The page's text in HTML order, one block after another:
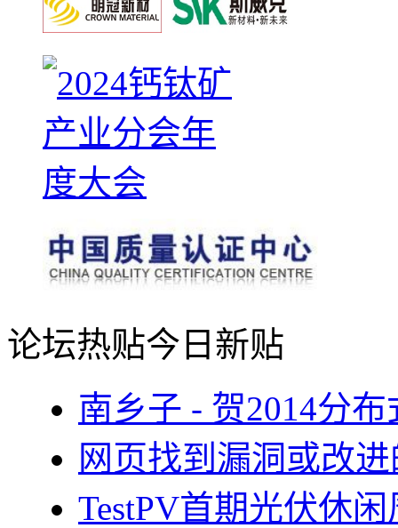
论坛热贴今日新贴
南乡子 - 贺2014分
网页找到漏洞或改
TestPV首期光伏休